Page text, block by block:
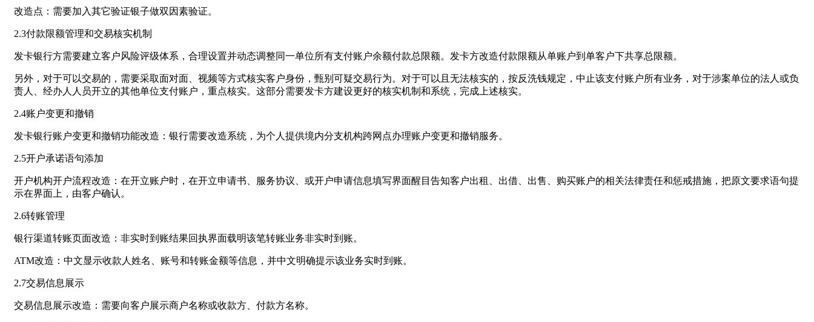
改造点：需要加入其它验证银子做双因素验证。
2.3付款限额管理和交易核实机制
发卡银行方需要建立客户风险评级体系，合理设置并动态调整同一单位所有支付账户余额付款总限额。发卡方改造付款限额从单账户到单客户下共享总限额。
另外，对于可以交易的，需要采取面对面、视频等方式核实客户身份，甄别可疑交易行为。对于可以且无法核实的，按反洗钱规定，中止该支付账户所有业务，对于涉案单位的法人或负
责人、经办人人员开立的其他单位支付账户，重点核实。这部分需要发卡方建设更好的核实机制和系统，完成上述核实。
2.4账户变更和撤销
发卡银行账户变更和撤销功能改造：银行需要改造系统，为个人提供境内分支机构跨网点办理账户变更和撤销服务。
2.5开户承诺语句添加
开户机构开户流程改造：在开立账户时，在开立申请书、服务协议、或开户申请信息填写界面醒目告知客户出租、出借、出售、购买账户的相关法律责任和惩戒措施，把原文要求语句提
示在界面上，由客户确认。
2.6转账管理
银行渠道转账页面改造：非实时到账结果回执界面载明该笔转账业务非实时到账。
ATM改造：中文显示收款人姓名、账号和转账金额等信息，并中文明确提示该业务实时到账。
2.7交易信息展示
交易信息展示改造：需要向客户展示商户名称或收款方、付款方名称。